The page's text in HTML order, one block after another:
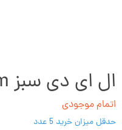
ال ای دی سبز 3mm مات - LED
اتمام موجودی
حدقل میزان خرید 5 عدد